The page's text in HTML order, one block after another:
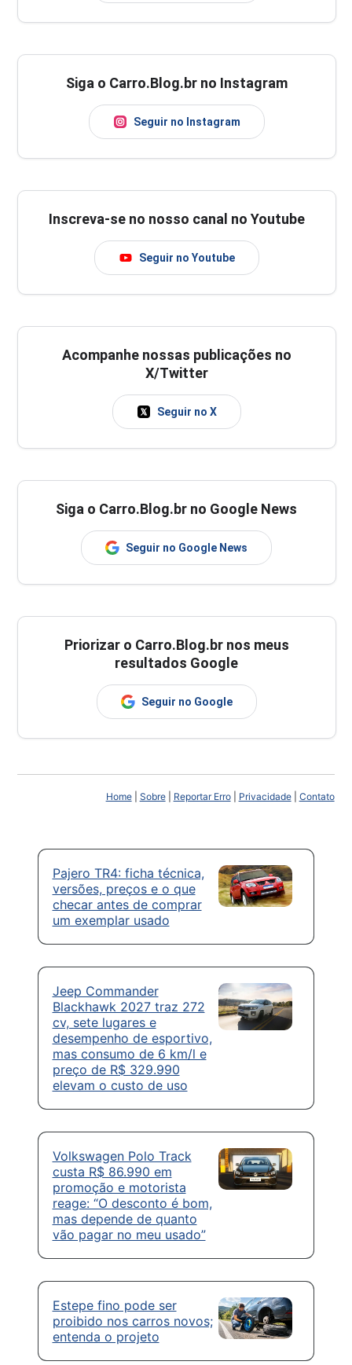
Siga o Carro.Blog.br no Instagram
Seguir no Instagram
Inscreva-se no nosso canal no Youtube
Seguir no Youtube
Acompanhe nossas publicações no
X/Twitter
Seguir no X
Siga o Carro.Blog.br no Google News
Seguir no Google News
Priorizar o Carro.Blog.br nos meus
resultados Google
Seguir no Google
Home| Sobre| Reportar Erro| Privacidade| Contato
Pajero TR4: ficha técnica,
versões, preços e o que
checar antes de comprar
um exemplar usado
Jeep Commander
Blackhawk 2027 traz 272
cv, sete lugares e
desempenho de esportivo,
mas consumo de 6 km/l e
preço de R$ 329.990
elevam o custo de uso
Volkswagen Polo Track
custa R$ 86.990 em
promoção e motorista
reage: “O desconto é bom,
mas depende de quanto
vão pagar no meu usado”
Estepe fino pode ser
proibido nos carros novos;
entenda o projeto